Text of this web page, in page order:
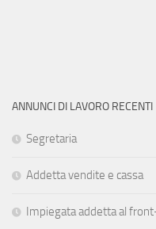
ANNUNCI DI LAVORO RECENTI
Segretaria
Addetta vendite e cassa
Impiegata addetta al